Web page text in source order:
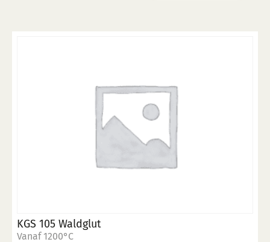
KGS 105 Waldglut
Vanaf 1200°C